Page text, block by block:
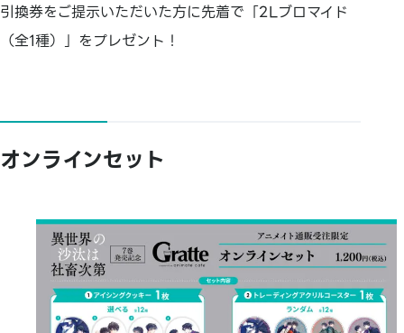
引換券をご提示いただいた方に先着で「2Lブロマイド
（全1種）」をプレゼント！
オンラインセット